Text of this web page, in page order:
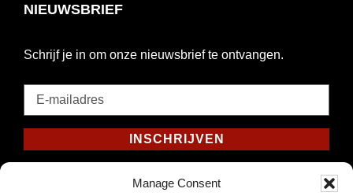
Manage Consent
NIEUWSBRIEF
Schrijf je in om onze nieuwsbrief te ontvangen.
mailadres
Verplicht
INSCHRIJVEN